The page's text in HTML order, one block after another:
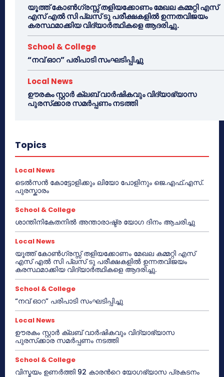
യൂത്ത് കോൺഗ്രസ്സ് തളിയക്കോണം മേഖല കമ്മറ്റി എസ്
എസ് എൽ സി പ്ലസ് ടു പരീക്ഷകളിൽ ഉന്നതവിജയം
കരസ്ഥമാക്കിയ വിദ്യാർത്ഥികളെ ആദരിച്ചു.
School & College
“നവ് ഓറ” പരിപാടി സംഘടിപ്പിച്ചു
Local News
ഊരകം സ്റ്റാർ ക്ലബ് വാർഷികവും വിദ്യാഭ്യാസ
പുരസ്‌ക്കാര സമർപ്പണം നടത്തി
Topics
Local News
ടെൽസൻ കോട്ടോളിക്കും ലിയോ പോളിനും ജെ.എഫ്.എസ്.
പുരസ്കാരം
School & College
ശാന്തിനികേതനിൽ അന്താരാഷ്ട്ര യോഗ ദിനം ആചരിച്ചു
Local News
യൂത്ത് കോൺഗ്രസ്സ് തളിയക്കോണം മേഖല കമ്മറ്റി എസ്
എസ് എൽ സി പ്ലസ് ടു പരീക്ഷകളിൽ ഉന്നതവിജയം
കരസ്ഥമാക്കിയ വിദ്യാർത്ഥികളെ ആദരിച്ചു.
School & College
“നവ് ഓറ” പരിപാടി സംഘടിപ്പിച്ചു
Local News
ഊരകം സ്റ്റാർ ക്ലബ് വാർഷികവും വിദ്യാഭ്യാസ
പുരസ്‌ക്കാര സമർപ്പണം നടത്തി
School & College
വിസ്മയം ഉണർത്തി 92 കാരൻറെ യോഗഭ്യാസ പ്രകടനം